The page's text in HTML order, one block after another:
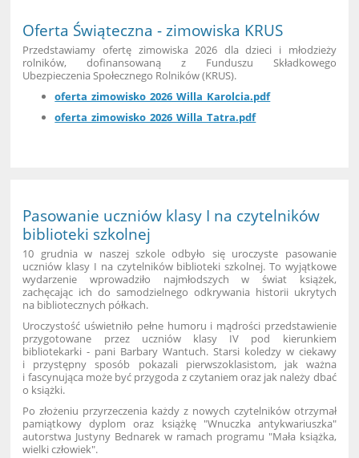
Oferta Świąteczna - zimowiska KRUS
Przedstawiamy ofertę zimowiska 2026 dla dzieci i młodzieży
rolników, dofinansowaną z Funduszu Składkowego
Ubezpieczenia Społecznego Rolników (KRUS).
oferta_zimowisko_2026_Willa_Karolcia.pdf
oferta_zimowisko_2026_Willa_Tatra.pdf
Pasowanie uczniów klasy I na czytelników
biblioteki szkolnej
10 grudnia w naszej szkole odbyło się uroczyste pasowanie
uczniów klasy I na czytelników biblioteki szkolnej. To wyjątkowe
wydarzenie wprowadziło najmłodszych w świat książek,
zachęcając ich do samodzielnego odkrywania historii ukrytych
na bibliotecznych półkach.
Uroczystość uświetniło pełne humoru i mądrości przedstawienie
przygotowane przez uczniów klasy IV pod kierunkiem
bibliotekarki - pani Barbary Wantuch. Starsi koledzy w ciekawy
i przystępny sposób pokazali pierwszoklasistom, jak ważna
i fascynująca może być przygoda z czytaniem oraz jak należy dbać
o książki.
Po złożeniu przyrzeczenia każdy z nowych czytelników otrzymał
pamiątkowy dyplom oraz książkę "Wnuczka antykwariuszka"
autorstwa Justyny Bednarek w ramach programu "Mała książka,
wielki człowiek".